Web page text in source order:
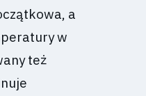
a
w
też